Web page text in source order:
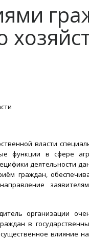
власти
функции в сфере
деятельности
граждан,
организации
в
влияние